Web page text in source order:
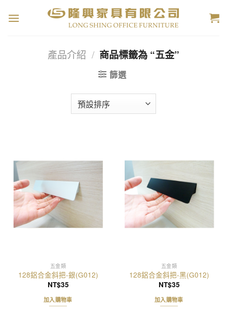
產品介紹 / 商品標籤為 “五金”
篩選
五金類
128鋁合金斜把-銀(G012)
NT$35
加入購物車
五金類
128鋁合金斜把-黑(G012)
NT$35
加入購物車